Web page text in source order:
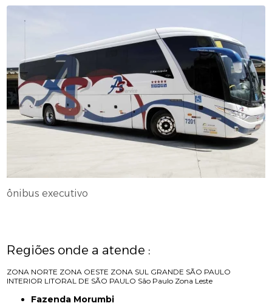
ônibus executivo
Regiões onde a atende :
ZONA NORTE ZONA OESTE ZONA SUL GRANDE SÃO PAULO
INTERIOR LITORAL DE SÃO PAULO São Paulo Zona Leste
Fazenda Morumbi